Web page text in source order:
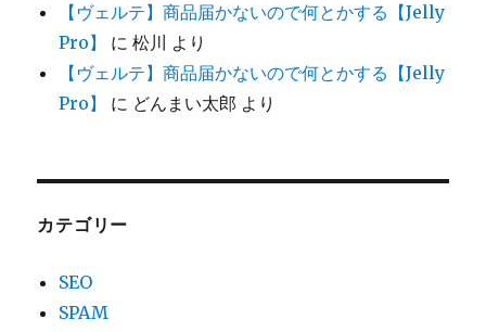
【ヴェルテ】商品届かないので何とかする【Jelly
Pro】
に松川 より
【ヴェルテ】商品届かないので何とかする【Jelly
Pro】
に どんまい太郎 より
カテゴリー
SEO
SPAM